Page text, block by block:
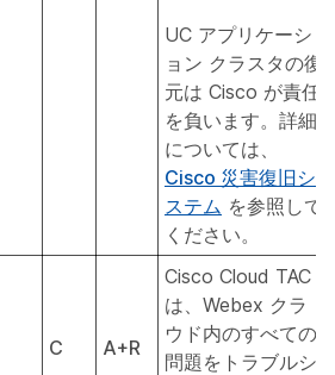
UC アプリケーシ
ョン クラスタの復
元は Cisco が責任
を負います。詳細
については、
Cisco 災害復旧シ
ステム を参照して
ください。
C A+R
Cisco Cloud TAC
は、Webex クラ
ウド内のすべての
問題をトラブルシ